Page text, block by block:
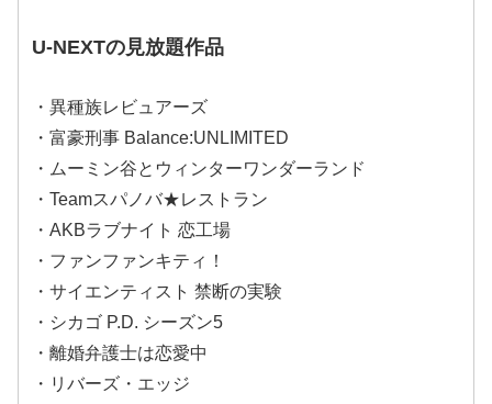
U-NEXTの見放題作品
・異種族レビュアーズ
・富豪刑事 Balance:UNLIMITED
・ムーミン谷とウィンターワンダーランド
・Teamスパノバ★レストラン
・AKBラブナイト 恋工場
・ファンファンキティ！
・サイエンティスト 禁断の実験
・シカゴ P.D. シーズン5
・離婚弁護士は恋愛中
・リバーズ・エッジ